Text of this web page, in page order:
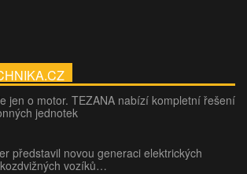
jen o motor. TEZANA nabízí kompletní řešení
jednotek
představil novou generaci elektrických
vozíků…